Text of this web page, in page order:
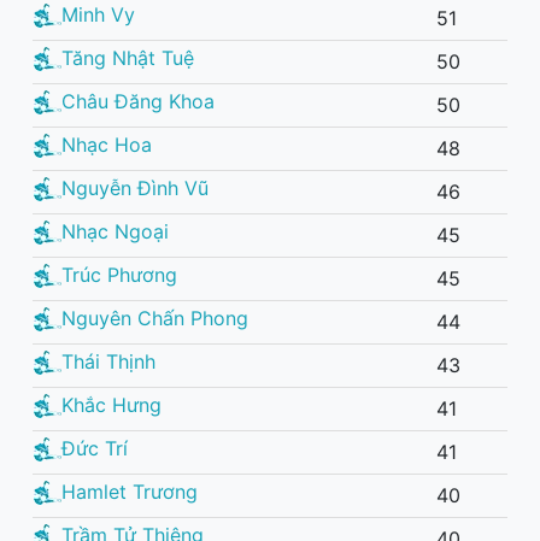
Minh Vy
51
Tăng Nhật Tuệ
50
Châu Đăng Khoa
50
Nhạc Hoa
48
Nguyễn Đình Vũ
46
Nhạc Ngoại
45
Trúc Phương
45
Nguyên Chấn Phong
44
Thái Thịnh
43
Khắc Hưng
41
Đức Trí
41
Hamlet Trương
40
Trầm Tử Thiêng